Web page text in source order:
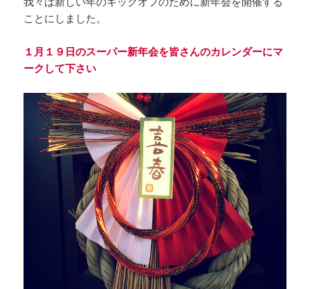
ことにしました。
１月１９日のスーパー新年会を皆さんのカレンダーにマ
ークして下さい